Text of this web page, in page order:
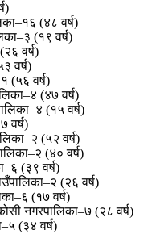
(४८ वर्ष)
(१९ वर्ष)
वर्ष)
वर्ष)
(५६ वर्ष)
(४७ वर्ष)
(१५ वर्ष)
वर्ष)
(५२ वर्ष)
(४० वर्ष)
(३९ वर्ष)
(२६ वर्ष)
(१७ वर्ष)
नगरपालिका–७ (२८ वर्ष)
(३४ वर्ष)